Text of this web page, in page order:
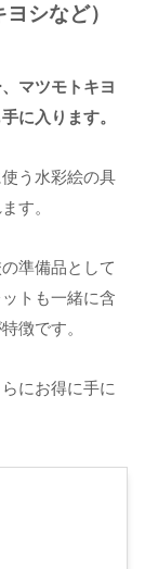
シなど）
マツモトキヨ
に入ります。
う水彩絵の具
す。
準備品として
トも一緒に含
徴です。
にお得に手に